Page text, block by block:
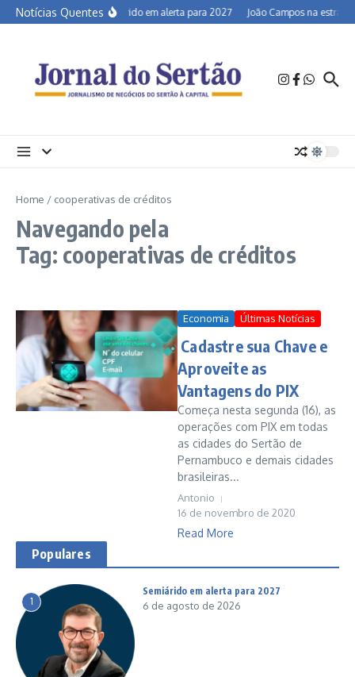
Ir para o conteúdo
Notícias QuentesSemiárido em alerta para 2027 João Campos na
Home / cooperativas de créditos
Navegando pela
Tag: cooperativas de créditos
Economia Últimas Notícias
Cadastre sua Chave e
Aproveite as
Vantagens do PIX
Começa nesta segunda (16), as
operações com PIX em todas
as cidades do Sertão de
Pernambuco e demais cidades
brasileiras...
Antonio
16 de novembro de 2020
Read More
Populares
1
Semiárido em alerta para 2027
6 de agosto de 2026